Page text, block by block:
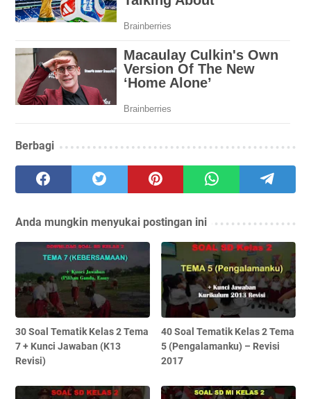
Berbagi
Anda mungkin menyukai postingan ini
30 Soal Tematik Kelas 2 Tema
7 + Kunci Jawaban (K13
Revisi)
40 Soal Tematik Kelas 2 Tema
5 (Pengalamanku) – Revisi
2017